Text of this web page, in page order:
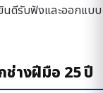
นดีรับฟังและออกแบบ
ช่างฝีมือ 25 ปี